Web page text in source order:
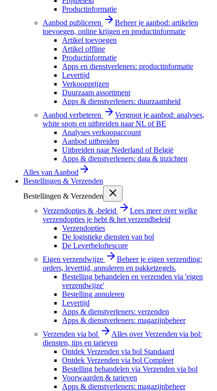
Productinformatie
Aanbod publiceren
Beheer je aanbod: artikelen
toevoegen, online krijgen en productinformatie
Artikel toevoegen
Artikel offline
Productinformatie
Apps en dienstverleners: productinformatie
Levertijd
Verkoopprijzen
Duurzaam assortiment
Apps & dienstverleners: duurzaamheid
Aanbod verbeteren
Vergroot je aanbod: analyses,
white spots en uitbreiden naar NL of BE
Analyses verkoopaccount
Aanbod uitbreiden
Uitbreiden naar Nederland of België
Apps & dienstverleners: data & inzichten
Alles van Aanbod
Bestellingen & Verzenden
Bestellingen & Verzenden
Verzendopties & -beleid
Lees meer over welke
verzendopties je hebt & het verzendbeleid
Verzendopties
De logistieke diensten van bol
De Leverbeloftescore
Eigen verzendwijze
Beheer je eigen verzending:
orders, levertijd, annuleren en pakketzegels.
Bestelling behandelen en verzenden via 'eigen
verzendwijze'
Bestelling annuleren
Levertijd
Apps & dienstverleners: verzenden
Apps & dienstverleners: magazijnbeheer
Verzenden via bol
Alles over Verzenden via bol:
diensten, tips en tarieven
Ontdek Verzenden via bol Standaard
Ontdek Verzenden via bol Compleet
Bestelling behandelen via Verzenden via bol
Voorwaarden & tarieven
Apps & dienstverleners: magazijnbeheer